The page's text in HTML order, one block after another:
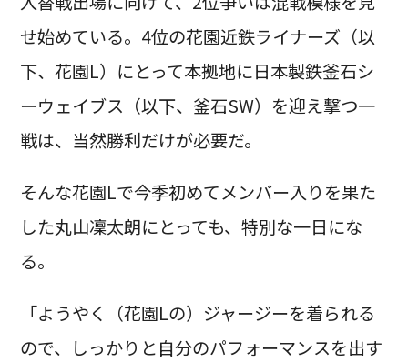
せ始めている。4位の花園近鉄ライナーズ（以
下、花園L）にとって本拠地に日本製鉄釜石シ
ーウェイブス（以下、釜石SW）を迎え撃つ一
戦は、当然勝利だけが必要だ。
そんな花園Lで今季初めてメンバー入りを果た
した丸山凜太朗にとっても、特別な一日にな
る。
「ようやく（花園Lの）ジャージーを着られる
ので、しっかりと自分のパフォーマンスを出す